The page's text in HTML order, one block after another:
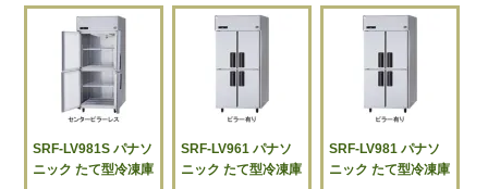
SRF-LV981S パナソ
ニック たて型冷凍庫
SRF-LV961 パナソ
ニック たて型冷凍庫
SRF-LV981 パナソ
ニック たて型冷凍庫